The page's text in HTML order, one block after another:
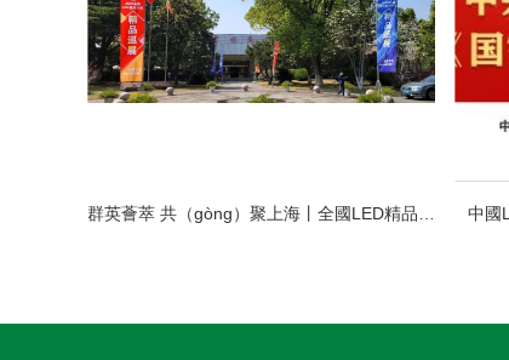
群英薈萃 共（gòng）聚上海丨全國LED精品（pǐn）巡展攜手共謀行業發展大計 中國